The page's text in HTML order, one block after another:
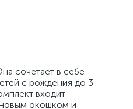
сочетает в себе
с рождения до 3
входит
окошком и